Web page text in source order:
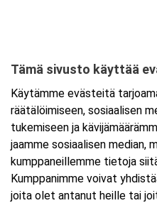
Tarkempi kartta ja ajo-
Tämä sivusto käyttää
Käytämme evästeitä
räätälöimiseen, sosiaalisen
tukemiseen ja
jaamme sosiaalisen median,
kumppaneillemme tietoja
Kumppanimme voivat
joita olet antanut heille tai